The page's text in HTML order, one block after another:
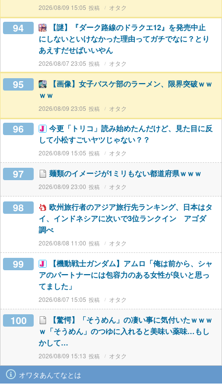
2026/08/09 15:05 オタク
94
【謎】『ダーク路線のドラクエ12』を発売中止
にしないといけなかった理由ってガチでなに？とり
あえすだせばいいやん
2026/08/07 23:05 オタク
95
【画像】女子バスケ部のラーメン、限界突破ｗｗ
ｗｗ
2026/08/09 23:05 オタク
96
今更「トリコ」読み始めたんだけど、見た目に反
して小松すごいヤツじゃない？？
2026/08/09 15:05 オタク
97 麺類のイメージが1ミリもない都道府県ｗｗｗ
2026/08/09 23:00 オタク
98
欧州旅行者のアジア旅行先ランキング、日本はタ
イ、インドネシアに次いで3位ランクイン アゴダ
調べ
2026/08/08 11:00 オタク
99
【機動戦士ガンダム】アムロ「俺は前から、シャ
アのパートナーには包容力のある女性が良いと思っ
てました」
2026/08/07 15:05 オタク
100
【驚愕】「そうめん」の凄い事に気付いたｗｗｗ
ｗ「そうめん」のつゆに入れると美味い薬味…もし
かして…
2026/08/09 15:13 オタク
オワタあんてなとは